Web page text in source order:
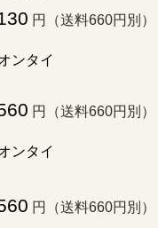
円（送料660円別）
ンタイ
円（送料660円別）
ンタイ
円（送料660円別）